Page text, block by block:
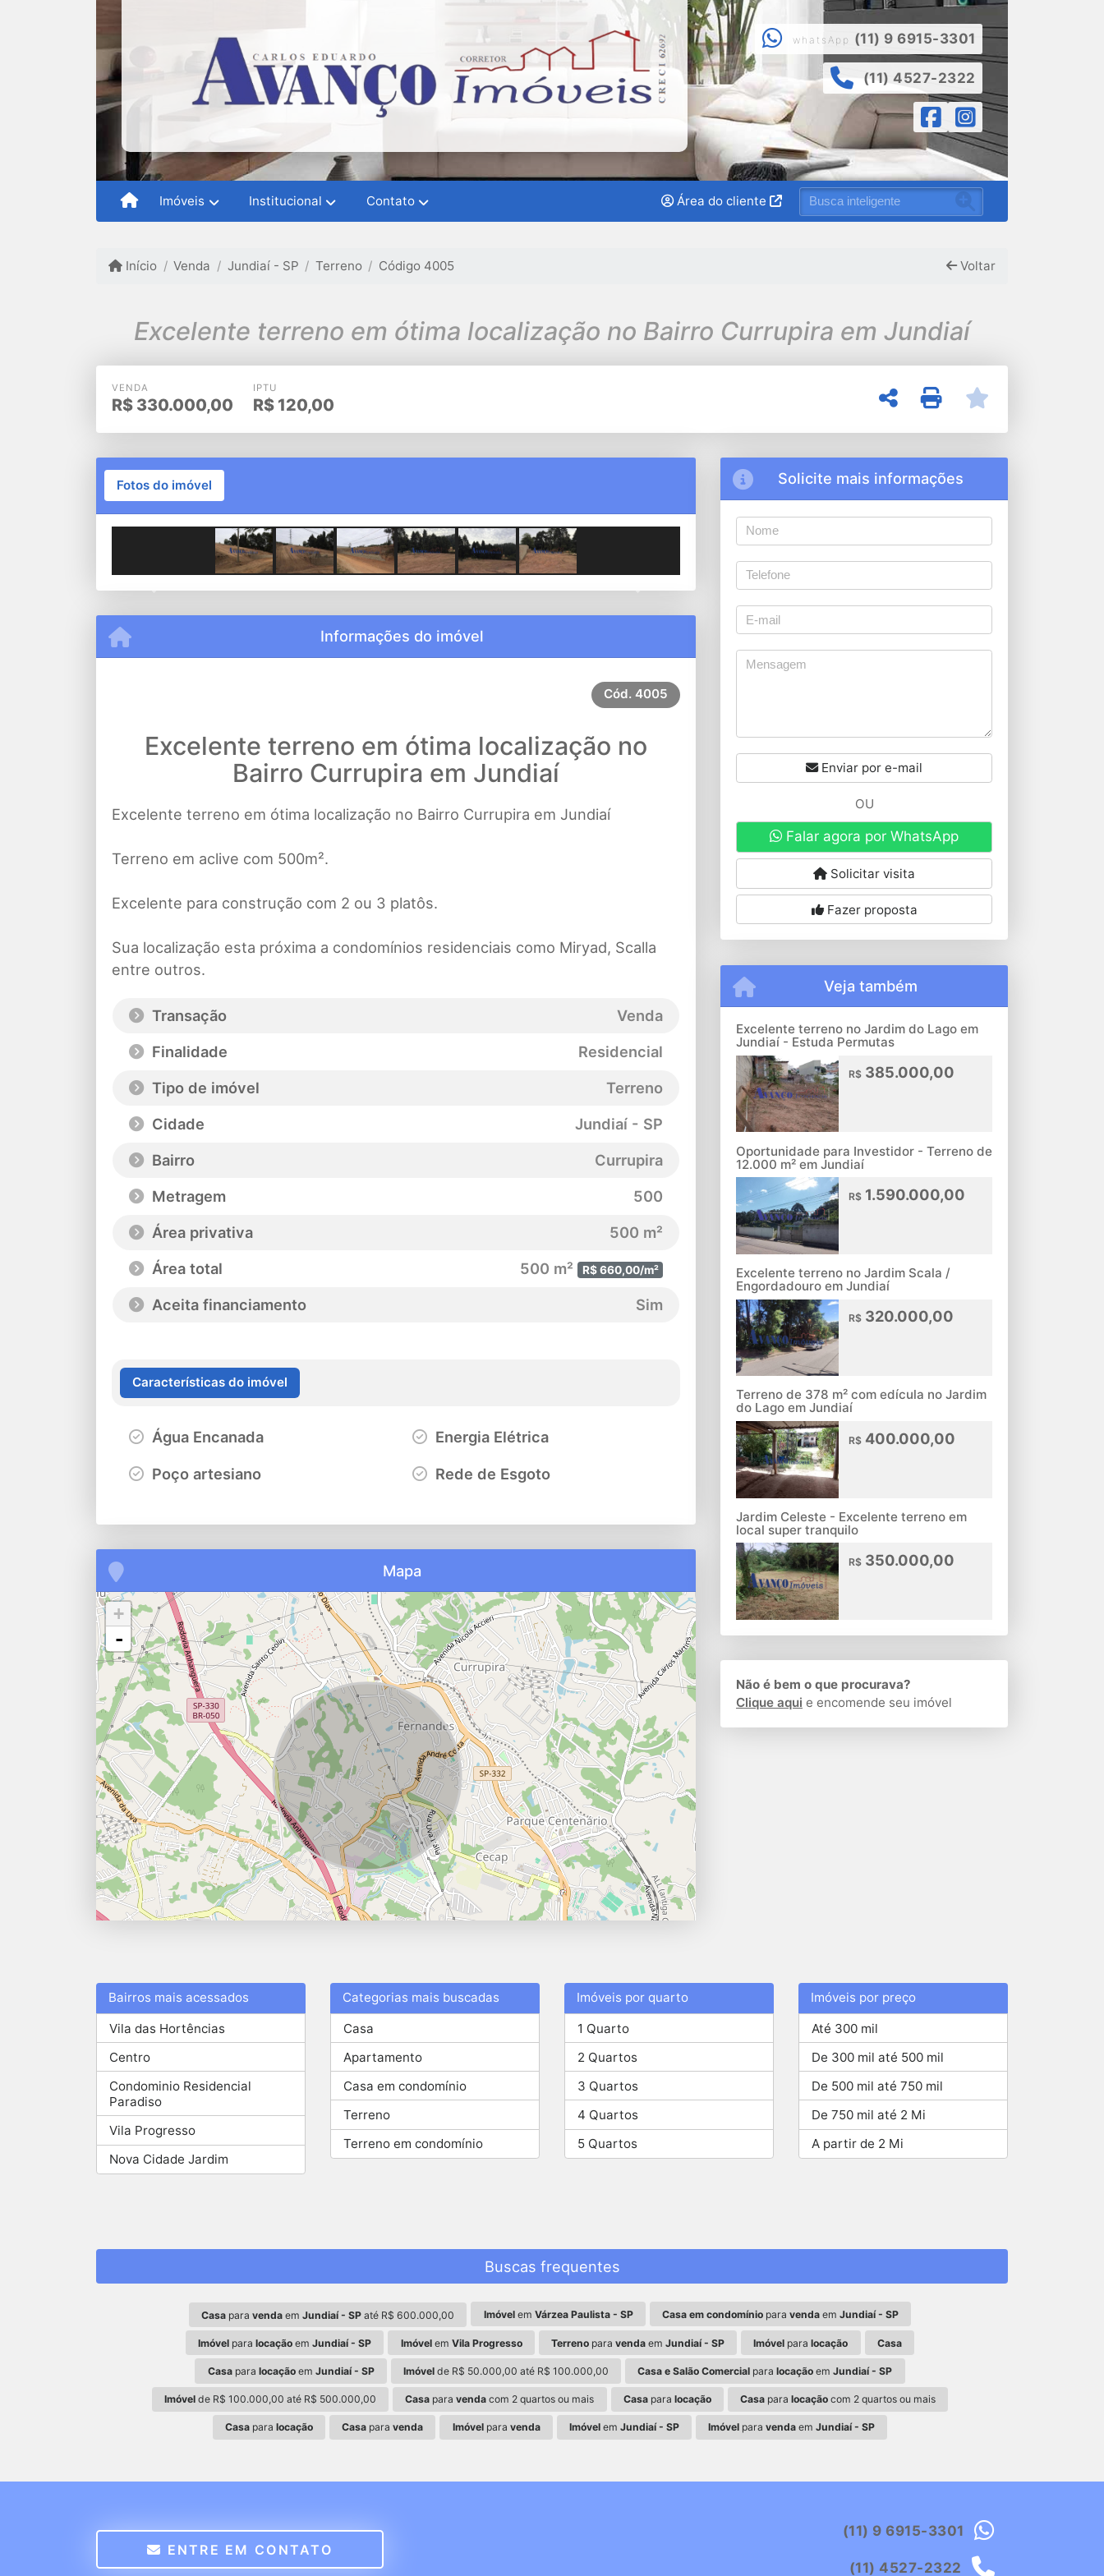
Imóveis Institucional Contato Área do cliente
whatsApp (11) 9 6915-3301
(11) 4527-2322
Início Venda Jundiaí - SP Terreno Código 4005 Voltar
Excelente terreno em ótima localização no Bairro Currupira em Jundiaí
VENDA
R$ 330.000,00
IPTU
R$ 120,00
Fotos do imóvel
Informações do imóvel
Cód. 4005
Excelente terreno em ótima localização no
Bairro Currupira em Jundiaí
Excelente terreno em ótima localização no Bairro Currupira em Jundiaí
Terreno em aclive com 500m².
Excelente para construção com 2 ou 3 platôs.
Sua localização esta próxima a condomínios residenciais como Miryad, Scalla
entre outros.
Transação
Venda
Finalidade
Residencial
Tipo de imóvel
Terreno
Cidade
Jundiaí - SP
Bairro
Currupira
Metragem
500
Área privativa
500 m²
Área total
500 m² R$ 660,00/m²
Aceita financiamento Sim
Características do imóvel
Água Encanada Energia Elétrica
Poço artesiano Rede de Esgoto
Mapa
+
-
Solicite mais informações
Enviar por e-mail
OU
Falar agora por WhatsApp
Solicitar visita
Fazer proposta
Veja também
Excelente terreno no Jardim do Lago em
Jundiaí - Estuda Permutas
R$385.000,00
Oportunidade para Investidor - Terreno de
12.000 m² em Jundiaí
R$1.590.000,00
Excelente terreno no Jardim Scala /
Engordadouro em Jundiaí
R$320.000,00
Terreno de 378 m² com edícula no Jardim
do Lago em Jundiaí
R$400.000,00
Jardim Celeste - Excelente terreno em
local super tranquilo
R$350.000,00
Não é bem o que procurava?
Clique aqui e encomende seu imóvel
Bairros mais acessados
Vila das Hortências
Centro
Condominio Residencial
Paradiso
Vila Progresso
Nova Cidade Jardim
Categorias mais buscadas
Casa
Apartamento
Casa em condomínio
Terreno
Terreno em condomínio
Imóveis por quarto
1 Quarto
2 Quartos
3 Quartos
4 Quartos
5 Quartos
Imóveis por preço
Até 300 mil
De 300 mil até 500 mil
De 500 mil até 750 mil
De 750 mil até 2 Mi
A partir de 2 Mi
Buscas frequentes
Casa paravenda emJundiaí - SP até R$ 600.000,00 Imóvelem Várzea Paulista - SP Casa em condomíniopara vendaem Jundiaí - SP
Imóvel paralocação emJundiaí - SP Imóvelem Vila Progresso Terreno para venda em Jundiaí - SP Imóvel paralocação Casa
Casapara locaçãoem Jundiaí - SP Imóvel de R$ 50.000,00 até R$ 100.000,00 Casa e Salão Comercial paralocação emJundiaí - SP
Imóvelde R$ 100.000,00 até R$ 500.000,00 Casa paravenda com 2 quartos ou mais Casapara locação Casa paralocação com 2 quartos ou mais
Casapara locação Casa paravenda Imóvelpara venda Imóvelem Jundiaí - SP Imóvel paravenda emJundiaí - SP
ENTRE EM CONTATO
(11) 9 6915-3301
(11) 4527-2322